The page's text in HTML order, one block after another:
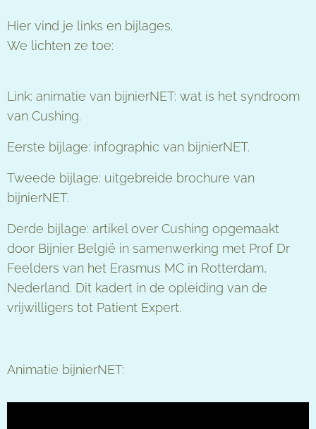
Hier vind je links en bijlages.
We lichten ze toe:
Link: animatie van bijnierNET: wat is het syndroom
van Cushing.
Eerste bijlage: infographic van bijnierNET.
Tweede bijlage: uitgebreide brochure van
bijnierNET.
Derde bijlage: artikel over Cushing opgemaakt
door Bijnier België in samenwerking met Prof Dr
Feelders van het Erasmus MC in Rotterdam,
Nederland. Dit kadert in de opleiding van de
vrijwilligers tot Patient Expert.
Animatie bijnierNET: